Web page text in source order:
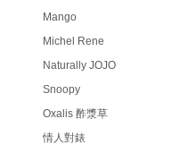
Mango
Michel Rene
Naturally JOJO
Snoopy
Oxalis 酢漿草
情人對錶